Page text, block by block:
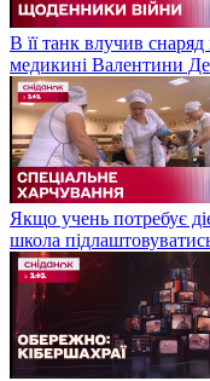
В її танк влучив
медикині Валентини
Якщо учень потребує
школа